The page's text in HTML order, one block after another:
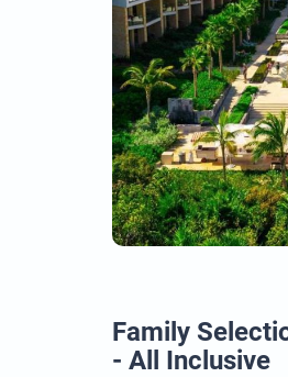
Family
- All Inclusive